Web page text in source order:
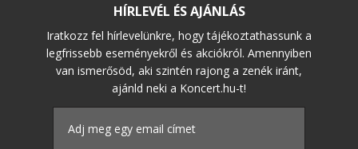
HÍRLEVÉL ÉS AJÁNLÁS
Iratkozz fel hírlevelünkre, hogy tájékoztathassunk a
legfrissebb eseményekről és akciókról. Amennyiben
van ismerősöd, aki szintén rajong a zenék iránt,
ajánld neki a Koncert.hu-t!